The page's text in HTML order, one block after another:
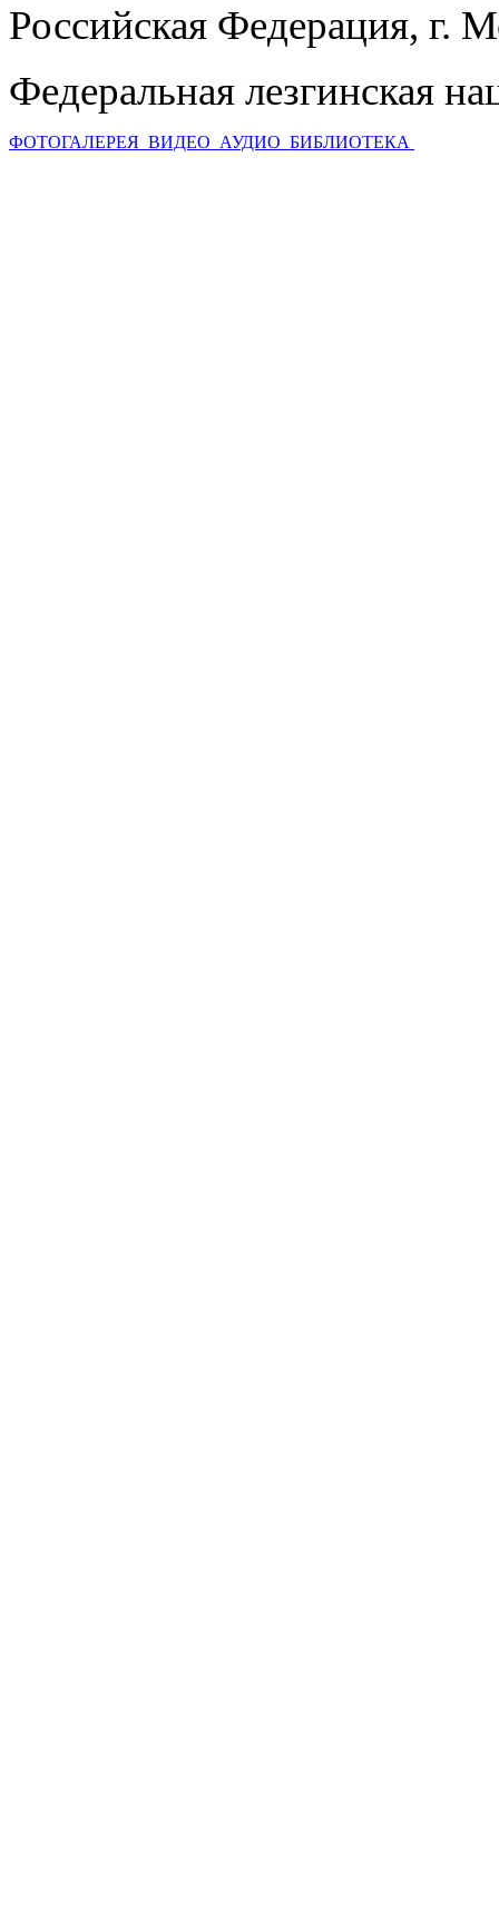
Российская Федерация, г.
Федеральная лезгинская
ФОТОГАЛЕРЕЯ ВИДЕО АУДИО БИБЛИОТЕКА